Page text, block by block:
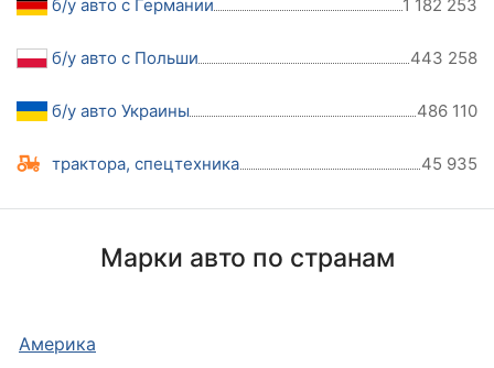
б/у авто с Германии 1 182 253
б/у авто с Польши 443 258
б/у авто Украины 486 110
трактора, спецтехника 45 935
Марки авто по странам
Америка